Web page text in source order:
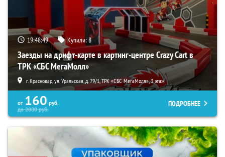
19:48:48 Купили:8
Заезды на дрифт-карте в картинг-центре Crazy Cart в
ТРК «СБС МегаМолл»
г. Краснодар, ул. Уральская, д. 79/1, ТРК «СБС МегаМолл», 3 этаж
от 160 руб.
до2000руб.
ПОДРОБНЕЕ